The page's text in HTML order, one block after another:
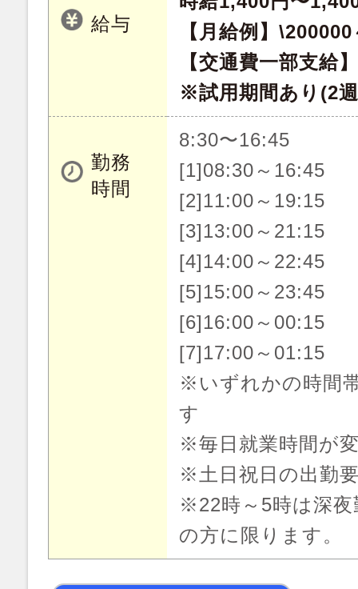
給与
【月給例】
【交通費一部支給
※試用期間あり(2
勤務
時間
8:30〜16:45
[1]08:30～16:45
[2]11:00～19:15
[3]13:00～21:15
[4]14:00～22:45
[5]15:00～23:45
[6]16:00～00:15
[7]17:00～01:15
※いずれかの時間
す
※毎日就業時間が
※土日祝日の出勤
※22時～5時は深
の方に限ります。